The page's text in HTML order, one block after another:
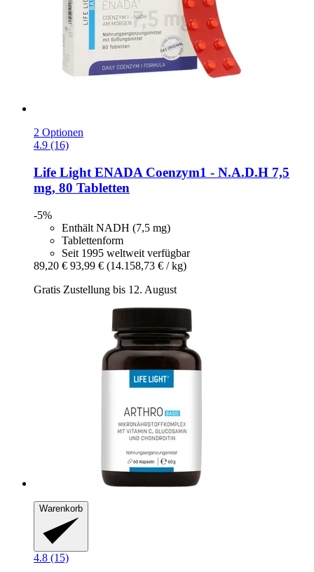
2 Optionen
4.9 (16)
Life LightENADA Coenzym1 -​ N.A.D.H 7,5
mg, 80 Tabletten
-5%
Enthält NADH (7,5 mg)
Tablettenform
Seit 1995 weltweit verfügbar
89,20 € 93,99 € (14.158,73 € / kg)
Gratis Zustellung bis 12. August
Warenkorb
4.8 (15)